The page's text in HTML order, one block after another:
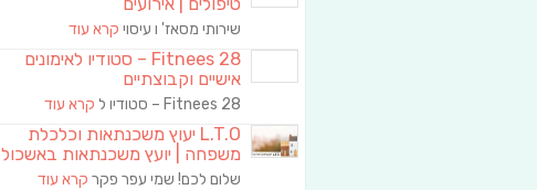
שירותי מסאז' ו עיסוי קרא עוד
Fitnees 28 – סטודיו לאימונים
אישיים וקבוצתיים
Fitnees 28 – סטודיו ל קרא עוד
L.T.O יעוץ משכנתאות וכלכלת
משפחה | יועץ משכנתאות באשכול
שלום לכם! שמי עפר פקר קרא עוד